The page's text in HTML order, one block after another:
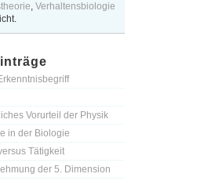
, Verhaltensbiologie
Vorurteil der Physik
in der Biologie
Tätigkeit
der 5. Dimension